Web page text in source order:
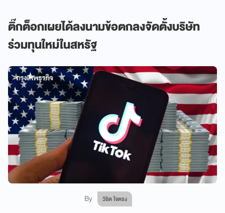
ติ๊กต็อกเผยได้ลงนามข้อตกลงจัดตั้งบริษัท
ร่วมทุนใหม่ในสหรัฐ
By วิชิต ใจตรง